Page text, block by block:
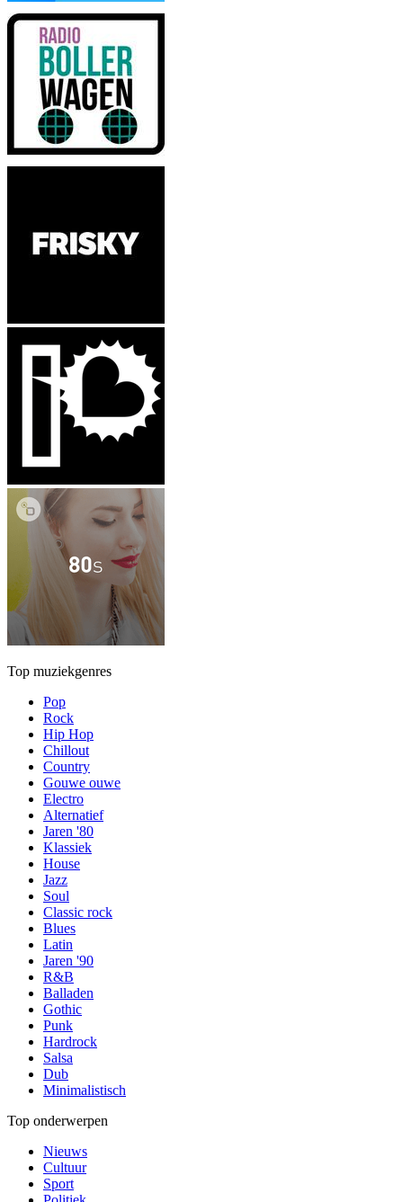
Top muziekgenres
Pop
Rock
Hip Hop
Chillout
Country
Gouwe ouwe
Electro
Alternatief
Jaren '80
Klassiek
House
Jazz
Soul
Classic rock
Blues
Latin
Jaren '90
R&B
Balladen
Gothic
Punk
Hardrock
Salsa
Dub
Minimalistisch
Top onderwerpen
Nieuws
Cultuur
Sport